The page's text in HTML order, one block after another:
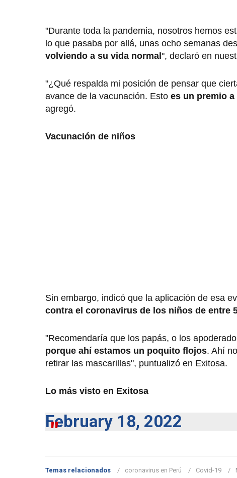
"Durante toda la pandemia, nosotros hemos
lo que pasaba por allá, unas ocho semanas
volviendo a su vida normal ", declaró en
"¿Qué respalda mi posición de pensar que
avance de la vacunación. Esto es un premio
agregó.
Vacunación de niños
Sin embargo, indicó que la aplicación de esa
contra el coronavirus de los niños de entre
"Recomendaría que los papás, o los
porque ahí estamos un poquito flojos. Ahí
retirar las mascarillas", puntualizó en Exitosa.
Lo más visto en Exitosa
February 18, 2022
Temas relacionados coronavirus en Perú Covid-19